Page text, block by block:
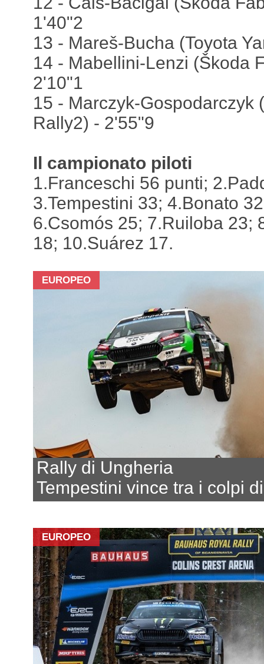
1'40"2
13 - Mareš-Bucha (Toyota
14 - Mabellini-Lenzi (Škoda
2'10"1
15 - Marczyk-Gospodarczyk
Rally2) - 2'55"9
Il campionato piloti
1.Franceschi 56 punti;
3.Tempestini 33; 4.Bonato
6.Csomós 25; 7.Ruiloba 23;
18; 10.Suárez 17.
EUROPEO
Rally di Ungheria
Tempestini vince tra i colpi
EUROPEO